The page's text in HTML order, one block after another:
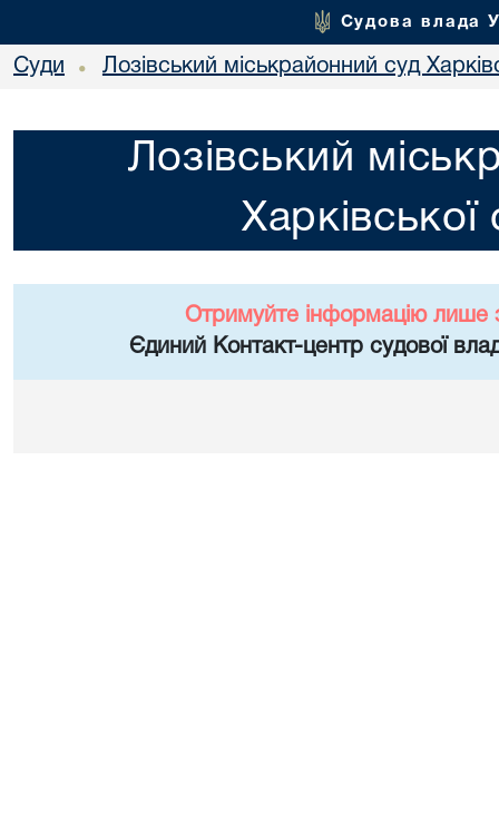
Судова влада
Суди • Лозівський міськрайонний суд
Лозівський
Харківської
Отримуйте інформацію лише
Єдиний Контакт-центр судової